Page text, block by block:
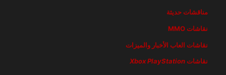
مناقشات حديثة
نقاشات MMO
نقاشات العاب الأخبار والميزات
نقاشات XboxPlayStation